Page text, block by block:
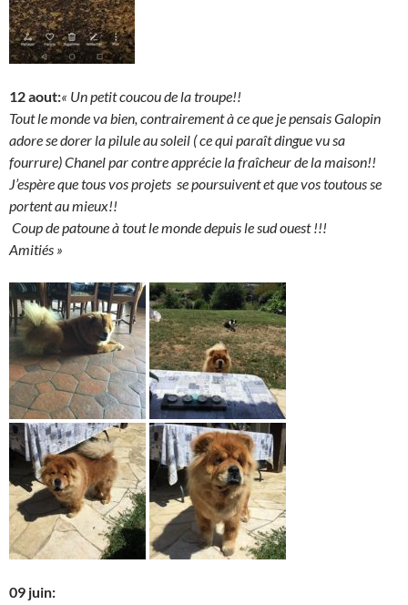
12 aout:« Un petit coucou de la troupe!!
Tout le monde va bien, contrairement à ce que je pensais Galopin
adore se dorer la pilule au soleil ( ce qui paraît dingue vu sa
fourrure) Chanel par contre apprécie la fraîcheur de la maison!!
J’espère que tous vos projets se poursuivent et que vos toutous se
portent au mieux!!
Coup de patoune à tout le monde depuis le sud ouest !!!
Amitiés »
09 juin: